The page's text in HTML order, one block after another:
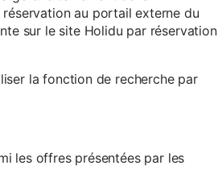
au portail externe du
sur le site Holidu par réservation
la fonction de recherche par
les offres présentées par les